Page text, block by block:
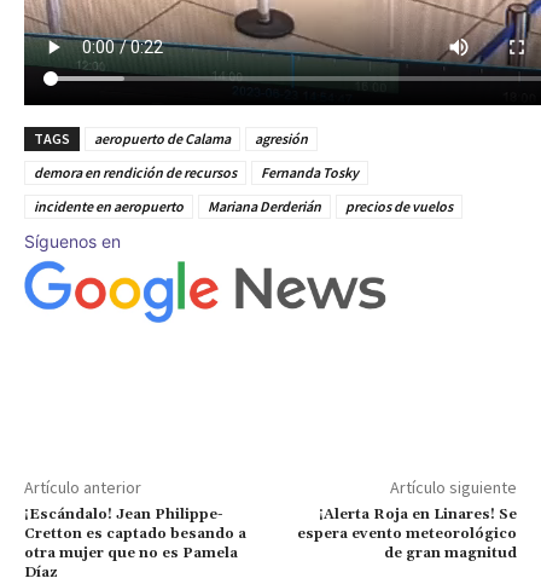
TAGS aeropuerto de Calama
agresión
demora en rendición de recursos
Fernanda Tosky
incidente en aeropuerto
Mariana Derderián precios de vuelos
Síguenos en
Artículo anterior
¡Escándalo! Jean Philippe-
Cretton es captado besando a
otra mujer que no es Pamela
Díaz
Artículo siguiente
¡Alerta Roja en Linares! Se
espera evento meteorológico
de gran magnitud